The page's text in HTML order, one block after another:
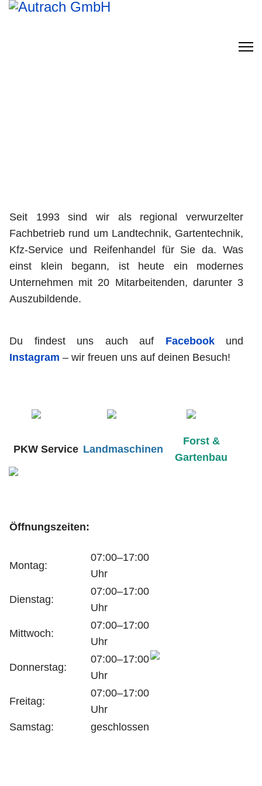
Seit 1993 sind wir als regional verwurzelter
Fachbetrieb rund um Landtechnik, Gartentechnik,
Kfz-Service und Reifenhandel für Sie da. Was
einst klein begann, ist heute ein modernes
Unternehmen mit 20 Mitarbeitenden, darunter 3
Auszubildende.
Du findest uns auch auf Facebook und
Instagram – wir freuen uns auf deinen Besuch!
PKW Service Landmaschinen
Forst &
Gartenbau
Öffnungszeiten:
Montag:
07:00–17:00
Uhr
Dienstag:
07:00–17:00
Uhr
Mittwoch:
07:00–17:00
Uhr
Donnerstag:
07:00–17:00
Uhr
Freitag:
07:00–17:00
Uhr
Samstag:
geschlossen